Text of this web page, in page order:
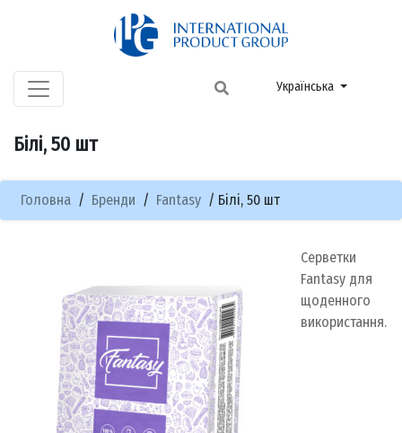
Українська
Білі, 50 шт
Головна / Бренди / Fantasy / Білі, 50 шт
Серветки
Fantasy для
щоденного
використання.